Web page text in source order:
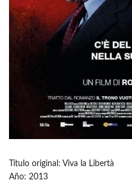
Título original: Viva la Libertà
Año: 2013